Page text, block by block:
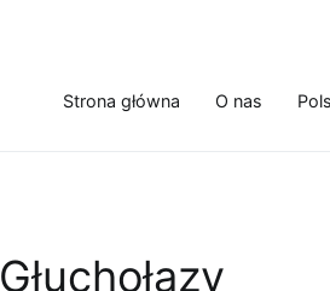
Strona główna
O nas
Głuchołazy